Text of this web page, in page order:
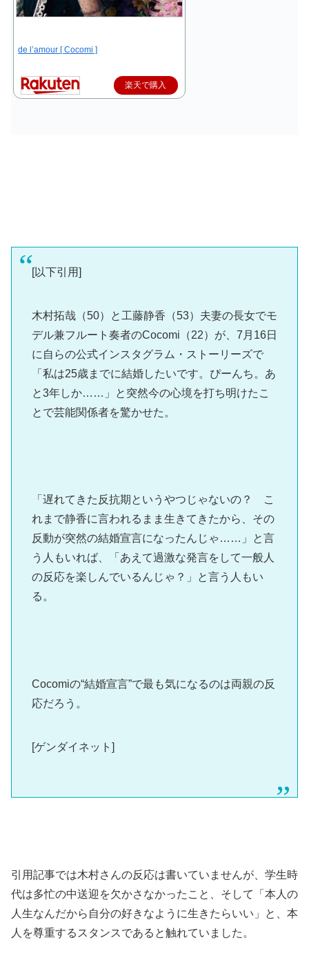
de l’amour [ Cocomi ]
楽天で購入
[以下引用]
木村拓哉（50）と工藤静香（53）夫妻の長女でモ
デル兼フルート奏者のCocomi（22）が、7月16日
に自らの公式インスタグラム・ストーリーズで
「私は25歳までに結婚したいです。ぴーんち。あ
と3年しか……」と突然今の心境を打ち明けたこ
とで芸能関係者を驚かせた。
「遅れてきた反抗期というやつじゃないの？ こ
れまで静香に言われるまま生きてきたから、その
反動が突然の結婚宣言になったんじゃ……」と言
う人もいれば、「あえて過激な発言をして一般人
の反応を楽しんでいるんじゃ？」と言う人もい
る。
Cocomiの“結婚宣言”で最も気になるのは両親の反
応だろう。
[ゲンダイネット]
引用記事では木村さんの反応は書いていませんが、学生時
代は多忙の中送迎を欠かさなかったこと、そして「本人の
人生なんだから自分の好きなように生きたらいい」と、本
人を尊重するスタンスであると触れていました。